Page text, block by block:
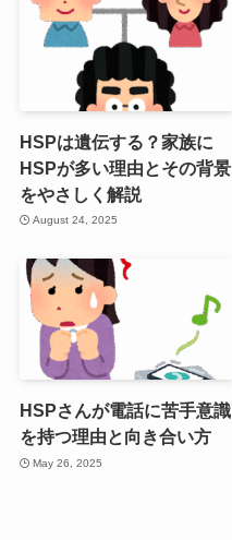
HSPは遺伝する？家族に
HSPが多い理由とその背景
をやさしく解説
August 24, 2025
HSPさんが電話に苦手意識
を持つ理由と向き合い方
May 26, 2025